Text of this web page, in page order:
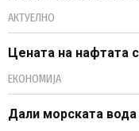
АКТУЕЛНО
Цената на нафтата
ЕКОНОМИЈА
Дали морската вода